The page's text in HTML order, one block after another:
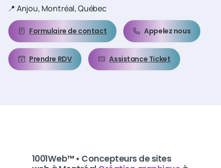
📍 Anjou, Montréal, Québec
Formulaire de contact Appelez nous
Prendre RDV Assistance Ticket
1001Web™ • Concepteurs de sites